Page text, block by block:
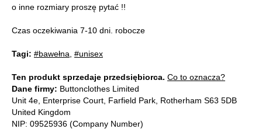
o inne rozmiary proszę pytać !!
Czas oczekiwania 7-10 dni. robocze
Tagi: #bawełna #unisex
Ten produkt sprzedaje przedsiębiorca. Co to oznacza?
Dane firmy: Buttonclothes Limited
Unit 4e, Enterprise Court, Farfield Park, Rotherham S63 5DB
United Kingdom
NIP: 09525936 (Company Number)